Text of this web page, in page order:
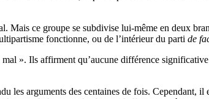
Mais ce groupe se subdivise lui-même en deux
fonctionne, ou de l’intérieur du parti de
». Ils affirment qu’aucune différence
les arguments des centaines de fois. Cependant,